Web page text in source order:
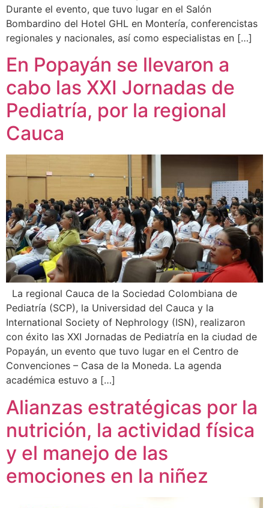
Durante el evento, que tuvo lugar en el Salón
Bombardino del Hotel GHL en Montería, conferencistas
regionales y nacionales, así como especialistas en […]
En Popayán se llevaron a
cabo las XXI Jornadas de
Pediatría, por la regional
Cauca
La regional Cauca de la Sociedad Colombiana de
Pediatría (SCP), la Universidad del Cauca y la
International Society of Nephrology (ISN), realizaron
con éxito las XXI Jornadas de Pediatría en la ciudad de
Popayán, un evento que tuvo lugar en el Centro de
Convenciones – Casa de la Moneda. La agenda
académica estuvo a […]
Alianzas estratégicas por la
nutrición, la actividad física
y el manejo de las
emociones en la niñez